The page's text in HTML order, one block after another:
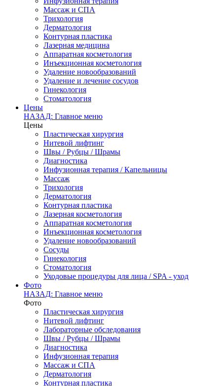
Массаж и СПА
Трихология
Дерматология
Контурная пластика
Лазерная медицина
Аппаратная косметология
Инъекционная косметология
Удаление новообразований
Удаление и лечение сосудов
Гинекология
Стоматология
Цены
НАЗАД: Главное меню
Цены
Пластическая хирургия
Нитевой лифтинг
Швы / Рубцы / Шрамы
Диагностика
Инфузионная терапия / Капельницы
Массаж
Трихология
Дерматология
Контурная пластика
Лазерная косметология
Аппаратная косметология
Инъекционная косметология
Удаление новообразований
Сосуды
Гинекология
Стоматология
Уходовые процедуры для лица / SPA - уход
Фото
НАЗАД: Главное меню
Фото
Пластическая хирургия
Нитевой лифтинг
Лабораторные обследования
Швы / Рубцы / Шрамы
Диагностика
Инфузионная терапия
Массаж и СПА
Дерматология
Контурная пластика